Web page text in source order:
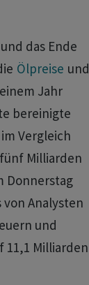
das Ende
Ölpreise und
Jahr
bereinigte
Vergleich
Milliarden
Donnerstag
Analysten
und
11,1 Milliarden